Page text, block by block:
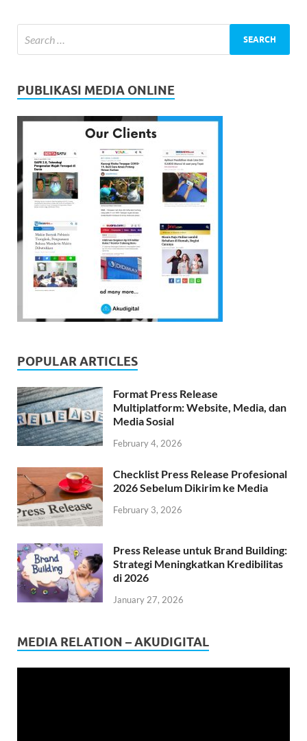
PUBLIKASI MEDIA ONLINE
POPULAR ARTICLES
Format Press Release
Multiplatform: Website, Media, dan
Media Sosial
February 4, 2026
Checklist Press Release Profesional
2026 Sebelum Dikirim ke Media
February 3, 2026
Press Release untuk Brand Building:
Strategi Meningkatkan Kredibilitas
di 2026
January 27, 2026
MEDIA RELATION – AKUDIGITAL